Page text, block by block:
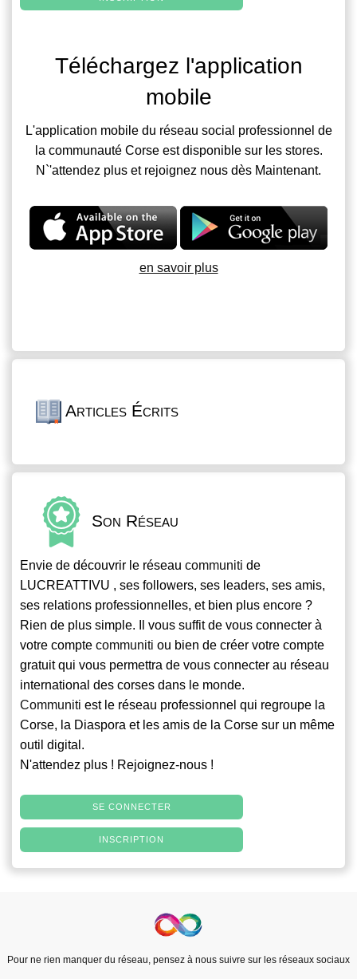
Téléchargez l'application
mobile
L'application mobile du réseau social professionnel de
la communauté Corse est disponible sur les stores.
N`'attendez plus et rejoignez nous dès Maintenant.
en savoir plus
Articles Écrits
Son Réseau
Envie de découvrir le réseau communiti de
LUCREATTIVU , ses followers, ses leaders, ses amis,
ses relations professionnelles, et bien plus encore ?
Rien de plus simple. Il vous suffit de vous connecter à
votre compte communiti ou bien de créer votre compte
gratuit qui vous permettra de vous connecter au réseau
international des corses dans le monde.
Communiti est le réseau professionnel qui regroupe la
Corse, la Diaspora et les amis de la Corse sur un même
outil digital.
N'attendez plus ! Rejoignez-nous !
SE CONNECTER
INSCRIPTION
Pour ne rien manquer du réseau, pensez à nous suivre sur les réseaux sociaux